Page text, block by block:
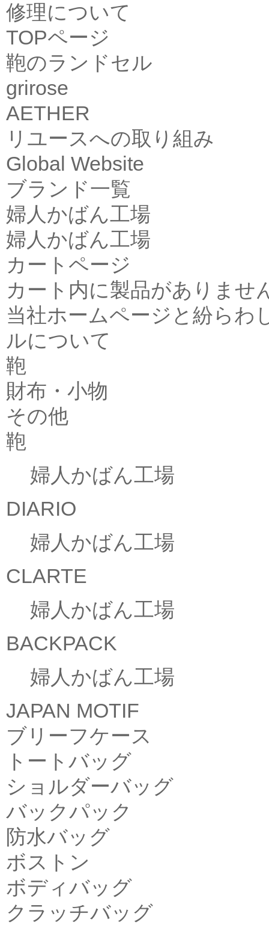
修理について
TOPページ
鞄のランドセル
grirose
AETHER
リユースへの取り組み
Global Website
ブランド一覧
婦人かばん工場
婦人かばん工場
カートページ
カート内に製品がありませ
当社ホームページと紛らわ
ルについて
鞄
財布・小物
その他
鞄
婦人かばん工場
DIARIO
婦人かばん工場
CLARTE
婦人かばん工場
BACKPACK
婦人かばん工場
JAPAN MOTIF
ブリーフケース
トートバッグ
ショルダーバッグ
バックパック
防水バッグ
ボストン
ボディバッグ
クラッチバッグ